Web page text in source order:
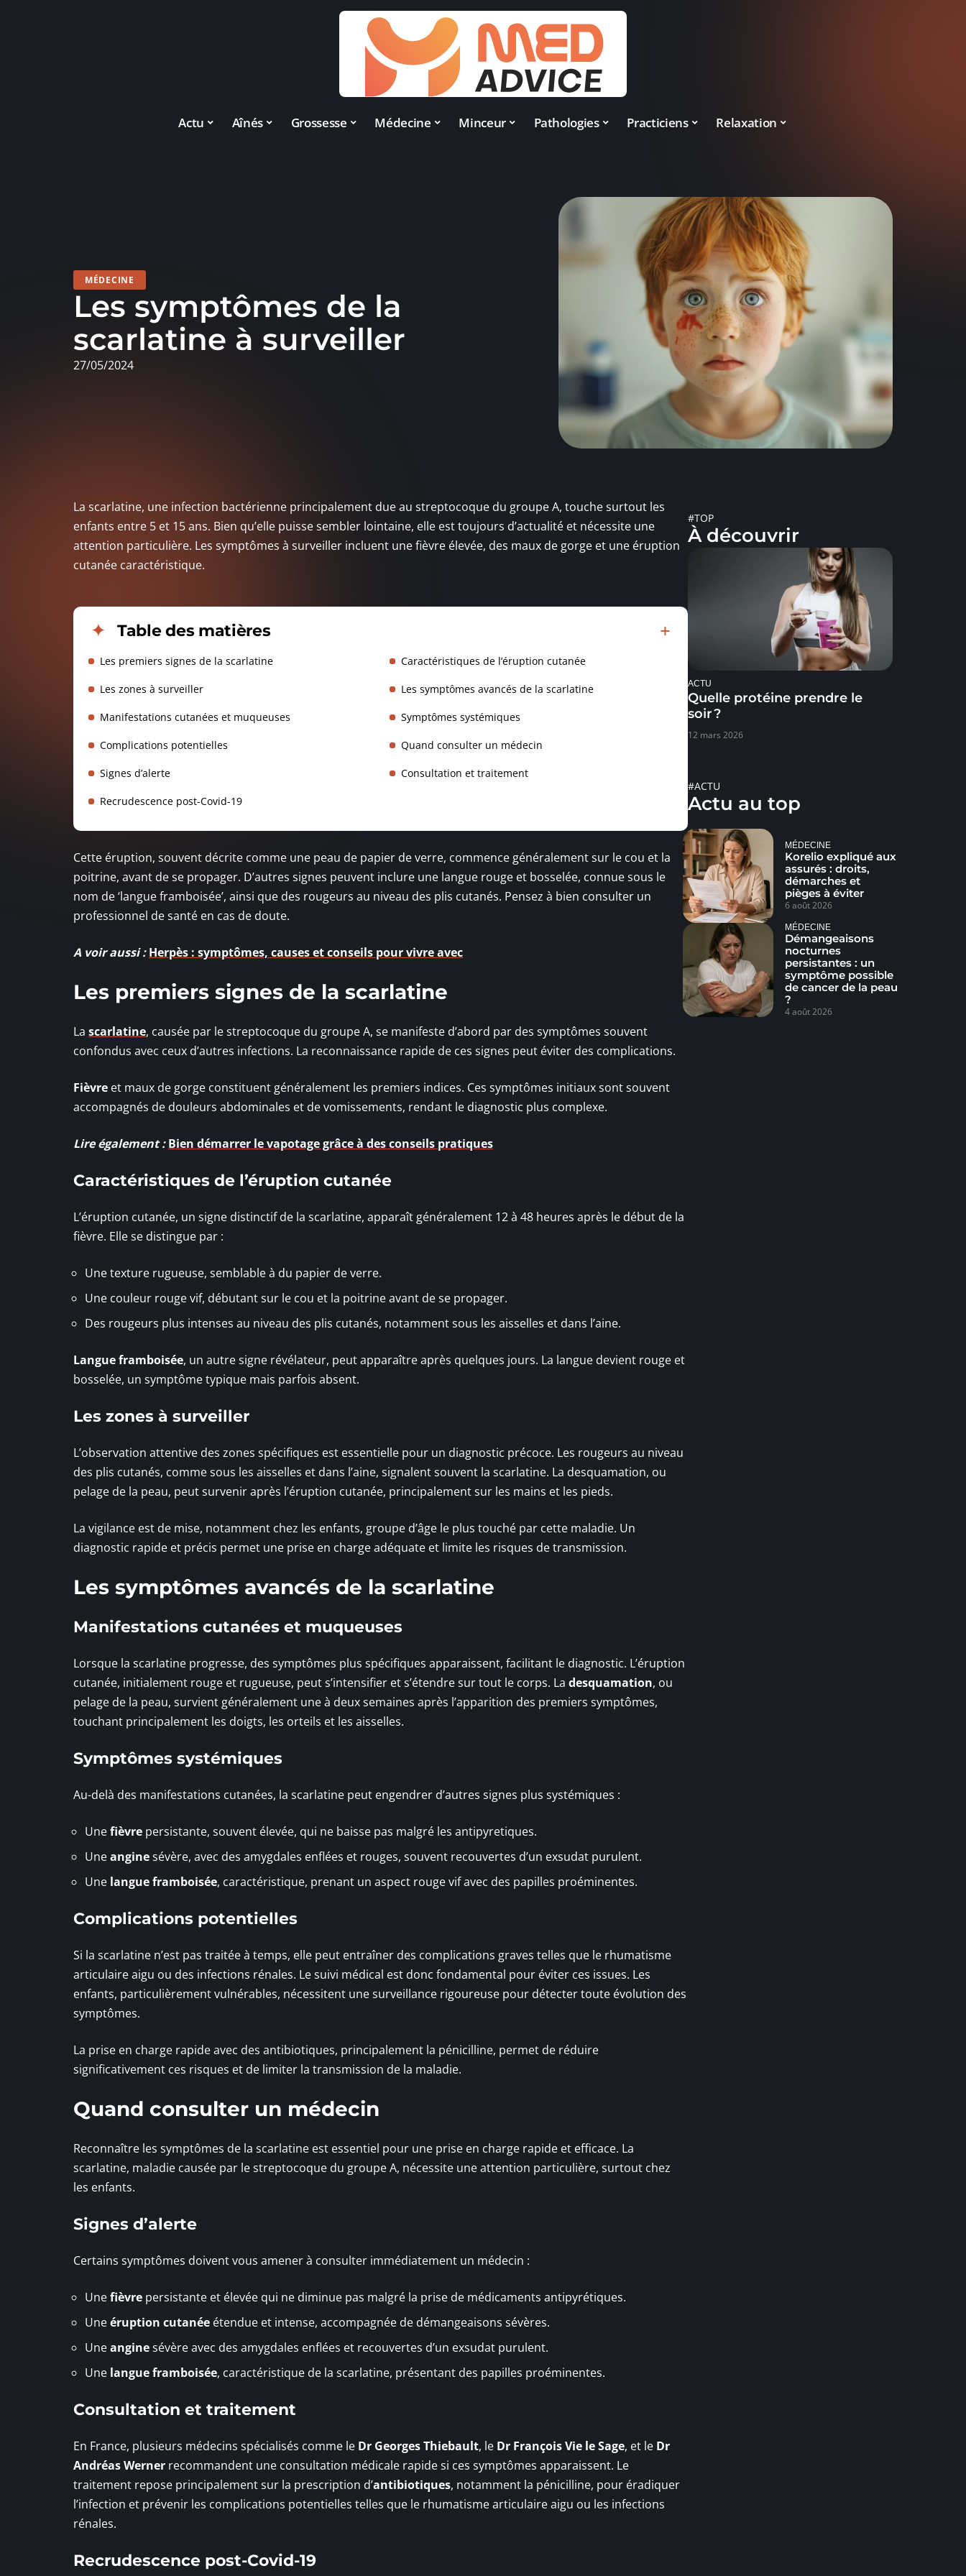
Actu Aînés Grossesse Médecine Minceur Pathologies Practiciens Relaxation
MÉDECINE
Les symptômes de la
scarlatine à surveiller
27/05/2024
La scarlatine, une infection bactérienne principalement due au streptocoque du groupe A, touche surtout les
enfants entre 5 et 15 ans. Bien qu’elle puisse sembler lointaine, elle est toujours d’actualité et nécessite une
attention particulière. Les symptômes à surveiller incluent une fièvre élevée, des maux de gorge et une éruption
cutanée caractéristique.
Table des matières
Les premiers signes de la scarlatine Caractéristiques de l’éruption cutanée
Les zones à surveiller Les symptômes avancés de la scarlatine
Manifestations cutanées et muqueuses Symptômes systémiques
Complications potentielles Quand consulter un médecin
Signes d’alerte Consultation et traitement
Recrudescence post-Covid-19
Cette éruption, souvent décrite comme une peau de papier de verre, commence généralement sur le cou et la
poitrine, avant de se propager. D’autres signes peuvent inclure une langue rouge et bosselée, connue sous le
nom de ‘langue framboisée’, ainsi que des rougeurs au niveau des plis cutanés. Pensez à bien consulter un
professionnel de santé en cas de doute.
A voir aussi : Herpès : symptômes, causes et conseils pour vivre avec
Les premiers signes de la scarlatine
La scarlatine, causée par le streptocoque du groupe A, se manifeste d’abord par des symptômes souvent
confondus avec ceux d’autres infections. La reconnaissance rapide de ces signes peut éviter des complications.
Fièvre et maux de gorge constituent généralement les premiers indices. Ces symptômes initiaux sont souvent
accompagnés de douleurs abdominales et de vomissements, rendant le diagnostic plus complexe.
Lire également : Bien démarrer le vapotage grâce à des conseils pratiques
Caractéristiques de l’éruption cutanée
L’éruption cutanée, un signe distinctif de la scarlatine, apparaît généralement 12 à 48 heures après le début de la
fièvre. Elle se distingue par :
Une texture rugueuse, semblable à du papier de verre.
Une couleur rouge vif, débutant sur le cou et la poitrine avant de se propager.
Des rougeurs plus intenses au niveau des plis cutanés, notamment sous les aisselles et dans l’aine.
Langue framboisée, un autre signe révélateur, peut apparaître après quelques jours. La langue devient rouge et
bosselée, un symptôme typique mais parfois absent.
Les zones à surveiller
L’observation attentive des zones spécifiques est essentielle pour un diagnostic précoce. Les rougeurs au niveau
des plis cutanés, comme sous les aisselles et dans l’aine, signalent souvent la scarlatine. La desquamation, ou
pelage de la peau, peut survenir après l’éruption cutanée, principalement sur les mains et les pieds.
La vigilance est de mise, notamment chez les enfants, groupe d’âge le plus touché par cette maladie. Un
diagnostic rapide et précis permet une prise en charge adéquate et limite les risques de transmission.
Les symptômes avancés de la scarlatine
Manifestations cutanées et muqueuses
Lorsque la scarlatine progresse, des symptômes plus spécifiques apparaissent, facilitant le diagnostic. L’éruption
cutanée, initialement rouge et rugueuse, peut s’intensifier et s’étendre sur tout le corps. La desquamation, ou
pelage de la peau, survient généralement une à deux semaines après l’apparition des premiers symptômes,
touchant principalement les doigts, les orteils et les aisselles.
Symptômes systémiques
Au-delà des manifestations cutanées, la scarlatine peut engendrer d’autres signes plus systémiques :
Unefièvre persistante, souvent élevée, qui ne baisse pas malgré les antipyretiques.
Uneanginesévère, avec des amygdales enflées et rouges, souvent recouvertes d’un exsudat purulent.
Une langue framboisée, caractéristique, prenant un aspect rouge vif avec des papilles proéminentes.
Complications potentielles
Si la scarlatine n’est pas traitée à temps, elle peut entraîner des complications graves telles que le rhumatisme
articulaire aigu ou des infections rénales. Le suivi médical est donc fondamental pour éviter ces issues. Les
enfants, particulièrement vulnérables, nécessitent une surveillance rigoureuse pour détecter toute évolution des
symptômes.
La prise en charge rapide avec des antibiotiques, principalement la pénicilline, permet de réduire
significativement ces risques et de limiter la transmission de la maladie.
Quand consulter un médecin
Reconnaître les symptômes de la scarlatine est essentiel pour une prise en charge rapide et efficace. La
scarlatine, maladie causée par le streptocoque du groupe A, nécessite une attention particulière, surtout chez
les enfants.
Signes d’alerte
Certains symptômes doivent vous amener à consulter immédiatement un médecin :
Unefièvre persistante et élevée qui ne diminue pas malgré la prise de médicaments antipyrétiques.
Uneéruption cutanée étendue et intense, accompagnée de démangeaisons sévères.
Uneanginesévère avec des amygdales enflées et recouvertes d’un exsudat purulent.
Une langue framboisée, caractéristique de la scarlatine, présentant des papilles proéminentes.
Consultation et traitement
En France, plusieurs médecins spécialisés comme le Dr Georges Thiebault, le Dr François Vie le Sage, et le Dr
Andréas Werner recommandent une consultation médicale rapide si ces symptômes apparaissent. Le
traitement repose principalement sur la prescription d’antibiotiques, notamment la pénicilline, pour éradiquer
l’infection et prévenir les complications potentielles telles que le rhumatisme articulaire aigu ou les infections
rénales.
Recrudescence post-Covid-19
#TOP
À découvrir
ACTU
Quelle protéine prendre le
soir ?
12 mars 2026
#ACTU
Actu au top
MÉDECINE
Korelio expliqué aux
assurés : droits,
démarches et
pièges à éviter
6 août 2026
MÉDECINE
Démangeaisons
nocturnes
persistantes : un
symptôme possible
de cancer de la peau
?
4 août 2026